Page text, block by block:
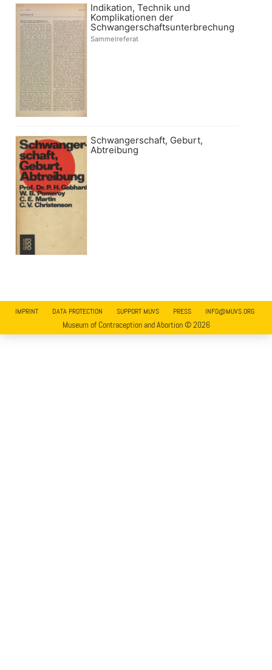
Indikation, Technik und
Komplikationen der
Schwangerschaftsunterbrechung
Sammelreferat
Schwangerschaft, Geburt,
Abtreibung
IMPRINT DATA PROTECTION SUPPORT MUVS PRESS INFO@MUVS.ORG
Museum of Contraception and Abortion © 2026